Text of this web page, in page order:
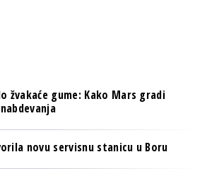
žvakaće gume: Kako Mars gradi
novu servisnu stanicu u Boru